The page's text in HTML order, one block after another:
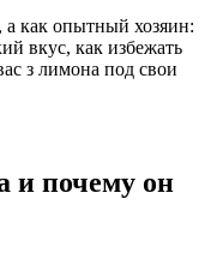
как опытный хозяин:
вкус, как избежать
з лимона под свои
и почему он